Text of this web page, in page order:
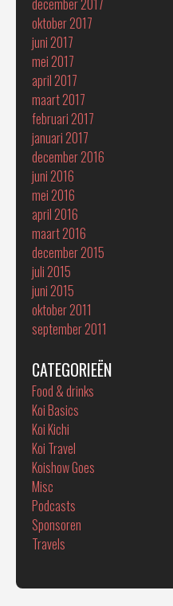
december 2017
oktober 2017
juni 2017
mei 2017
april 2017
maart 2017
februari 2017
januari 2017
december 2016
juni 2016
mei 2016
april 2016
maart 2016
december 2015
juli 2015
juni 2015
oktober 2011
september 2011
CATEGORIEËN
Food & drinks
Koi Basics
Koi Kichi
Koi Travel
Koishow Goes
Misc
Podcasts
Sponsoren
Travels